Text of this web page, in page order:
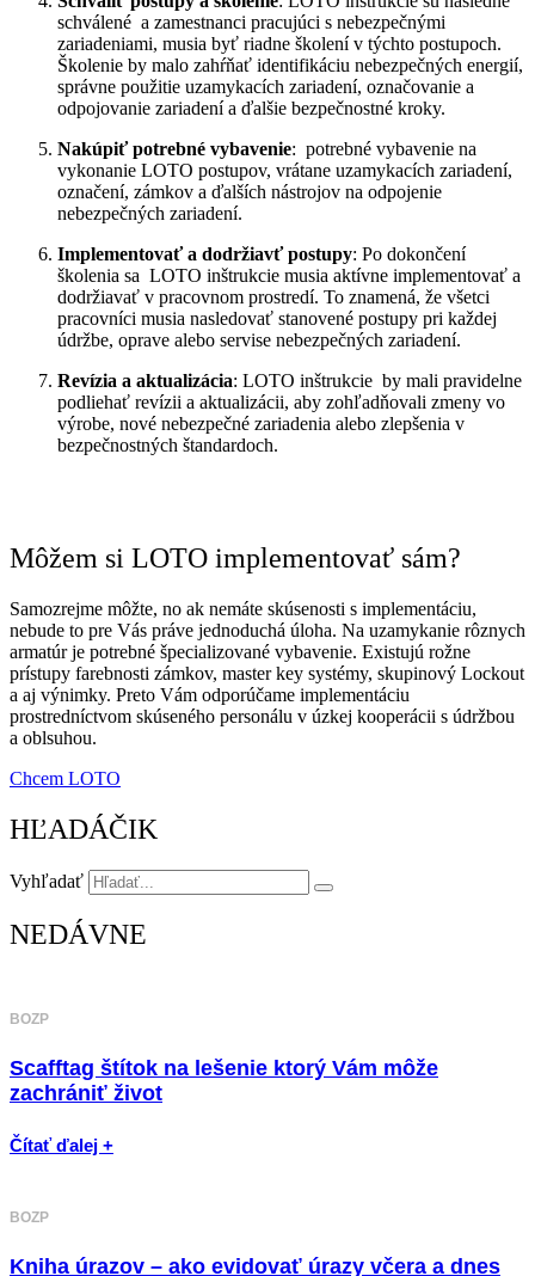
schválené a zamestnanci pracujúci s nebezpečnými
zariadeniami, musia byť riadne školení v týchto postupoch.
Školenie by malo zahŕňať identifikáciu nebezpečných energií,
správne použitie uzamykacích zariadení, označovanie a
odpojovanie zariadení a ďalšie bezpečnostné kroky.
Nakúpiť potrebné vybavenie: potrebné vybavenie na
vykonanie LOTO postupov, vrátane uzamykacích zariadení,
označení, zámkov a ďalších nástrojov na odpojenie
nebezpečných zariadení.
Implementovať a dodržiavť postupy: Po dokončení
školenia sa LOTO inštrukcie musia aktívne implementovať a
dodržiavať v pracovnom prostredí. To znamená, že všetci
pracovníci musia nasledovať stanovené postupy pri každej
údržbe, oprave alebo servise nebezpečných zariadení.
Revízia a aktualizácia: LOTO inštrukcie by mali pravidelne
podliehať revízii a aktualizácii, aby zohľadňovali zmeny vo
výrobe, nové nebezpečné zariadenia alebo zlepšenia v
bezpečnostných štandardoch.
Môžem si LOTO implementovať sám?
Samozrejme môžte, no ak nemáte skúsenosti s implementáciu,
nebude to pre Vás práve jednoduchá úloha. Na uzamykanie rôznych
armatúr je potrebné špecializované vybavenie. Existujú rožne
prístupy farebnosti zámkov, master key systémy, skupinový Lockout
a aj výnimky. Preto Vám odporúčame implementáciu
prostredníctvom skúseného personálu v úzkej kooperácii s údržbou
a oblsuhou.
Chcem LOTO
HĽADÁČIK
Vyhľadať
NEDÁVNE
BOZP
Scafftag štítok na lešenie ktorý Vám môže
zachrániť život
Čítať ďalej +
BOZP
Kniha úrazov – ako evidovať úrazy včera a dnes